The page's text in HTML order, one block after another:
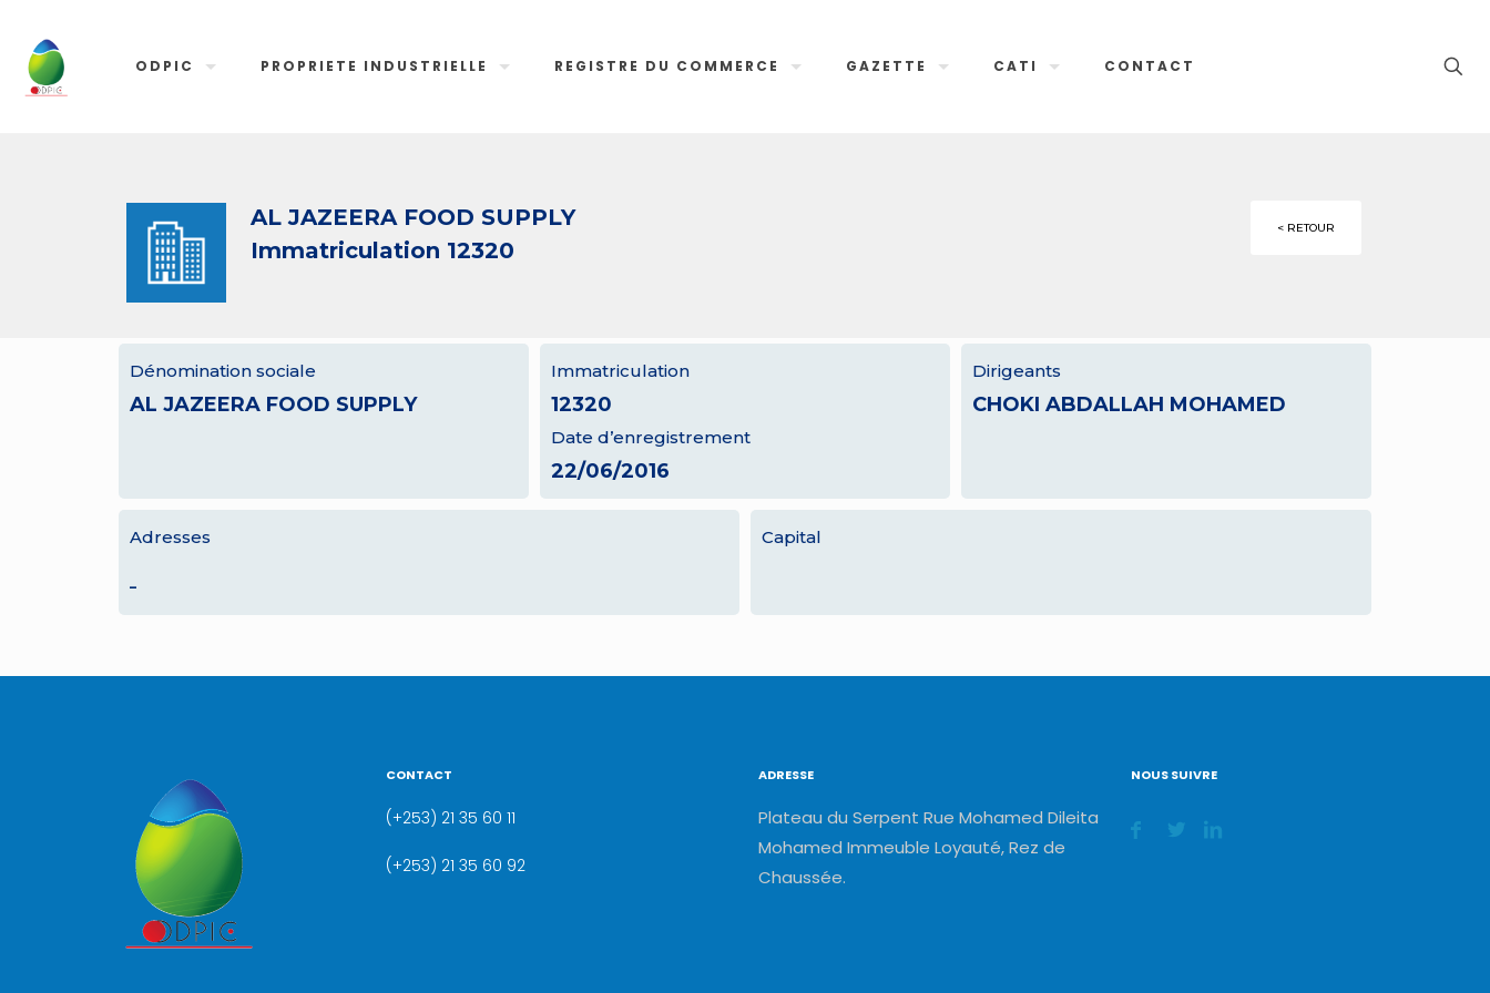
ODPIC PROPRIETE INDUSTRIELLE REGISTRE DU COMMERCE GAZETTE CATI CONTACT
AL JAZEERA FOOD SUPPLY
Immatriculation 12320
< RETOUR
Dénomination sociale
AL JAZEERA FOOD SUPPLY
Immatriculation
12320
Date d’enregistrement
22/06/2016
Dirigeants
CHOKI ABDALLAH MOHAMED
Adresses
–
Capital
CONTACT
(+253) 21 35 60 11
(+253) 21 35 60 92
ADRESSE
Plateau du Serpent Rue Mohamed Dileita
Mohamed Immeuble Loyauté, Rez de
Chaussée.
NOUS SUIVRE